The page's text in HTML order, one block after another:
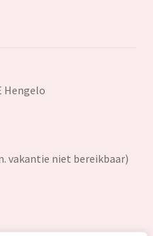
Hengelo
vakantie niet bereikbaar)